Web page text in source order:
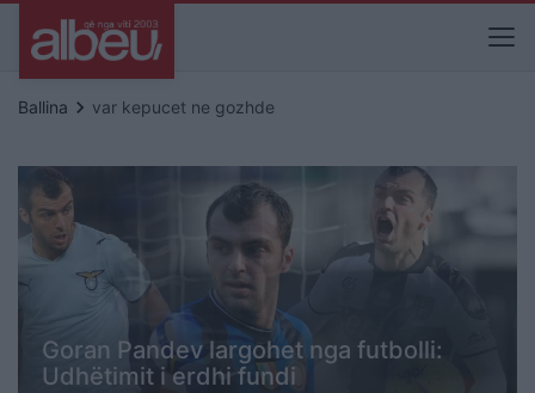
Ballina keyboard_arrow_right var kepucet ne gozhde
Goran Pandev largohet nga futbolli:
Udhëtimit i erdhi fundi